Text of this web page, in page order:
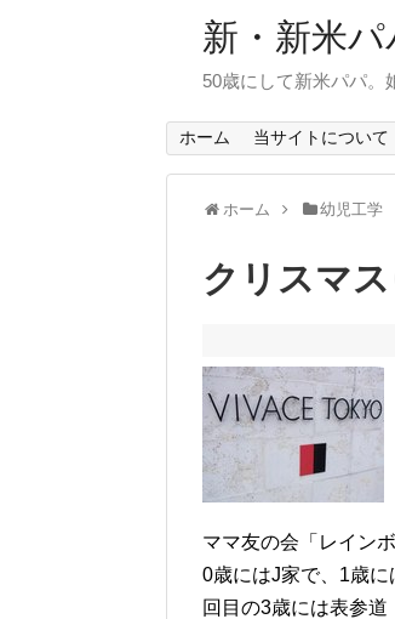
新・新米
50歳にして新米パパ。
ホーム 当サイトについて
ホーム 幼児工学
クリスマ
ママ友の会「レイン
0歳にはJ家で、1歳
回目の3歳には表参